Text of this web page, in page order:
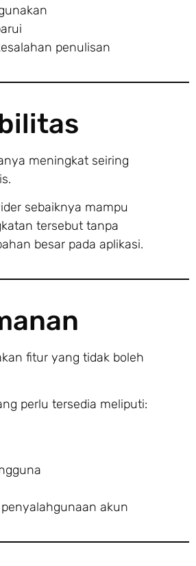
penulisan
meningkat seiring
sebaiknya mampu
tersebut tanpa
besar pada aplikasi.
fitur yang tidak boleh
perlu tersedia meliputi:
akun